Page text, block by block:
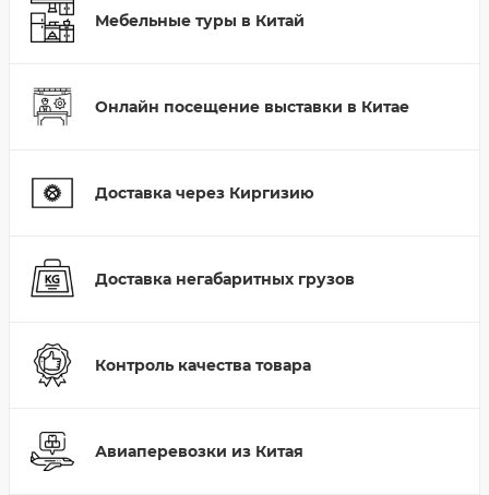
Мебельные туры в Китай
Онлайн посещение выставки в Китае
Доставка через Киргизию
Доставка негабаритных грузов
Контроль качества товара
Авиаперевозки из Китая